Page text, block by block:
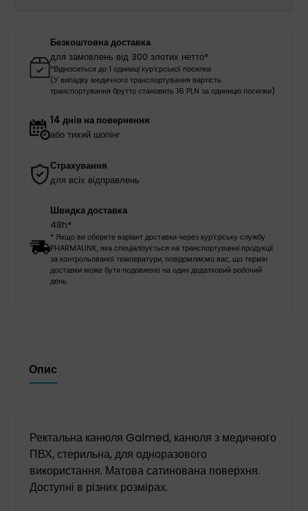
Безкоштовна доставка
для замовлень від 300 злотих нетто*
*Відноситься до 1 одиниці кур'єрської посилки
(У випадку медичного транспортування вартість
транспортування брутто становить 16 PLN за одиницю посилки)
14 днів на повернення
або тихий шопінг
Страхування
для всіх відправлень
Швидка доставка
48h*
* Якщо ви оберете варіант доставки через кур'єрську службу
PHARMALINK, яка спеціалізується на транспортуванні продукції
за контрольованої температури, повідомляємо вас, що термін
доставки може бути подовжено на один додатковий робочий
день.
Опис
Ректальна канюля Galmed, канюля з медичного
ПВХ, стерильна, для одноразового
використання. Матова сатинована поверхня.
Доступні в різних розмірах.